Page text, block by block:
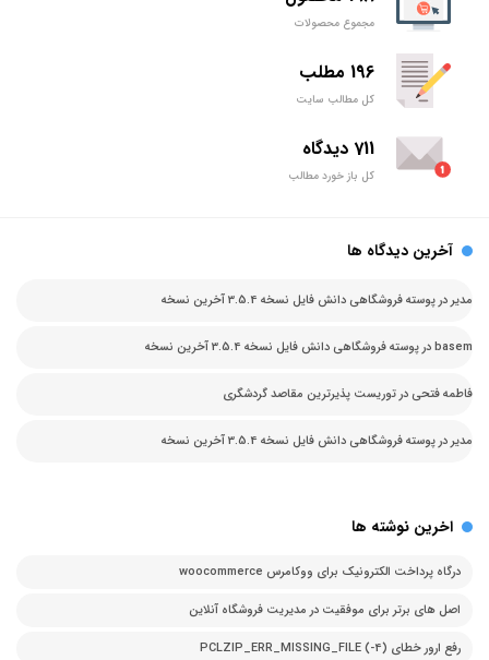
مجموع محصولات
196 مطلب
کل مطالب سایت
711 دیدگاه
کل باز خورد مطالب
آخرین دیدگاه ها
مدیردرپوسته فروشگاهی دانش فایل نسخه 3.5.4 آخرین نسخه
basemدرپوسته فروشگاهی دانش فایل نسخه 3.5.4 آخرین نسخه
فاطمه فتحی درتوریست پذیرترین مقاصد گردشگری
مدیردرپوسته فروشگاهی دانش فایل نسخه 3.5.4 آخرین نسخه
اخرین نوشته ها
درگاه پرداخت الکترونیک برای ووکامرس woocommerce
اصل های برتر برای موفقیت در مدیریت فروشگاه آنلاین
رفع ارور خطای PCLZIP_ERR_MISSING_FILE (-4)